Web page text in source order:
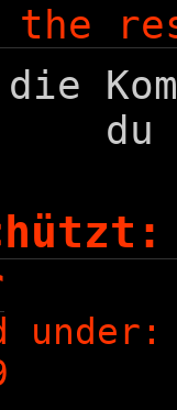
the
die
du